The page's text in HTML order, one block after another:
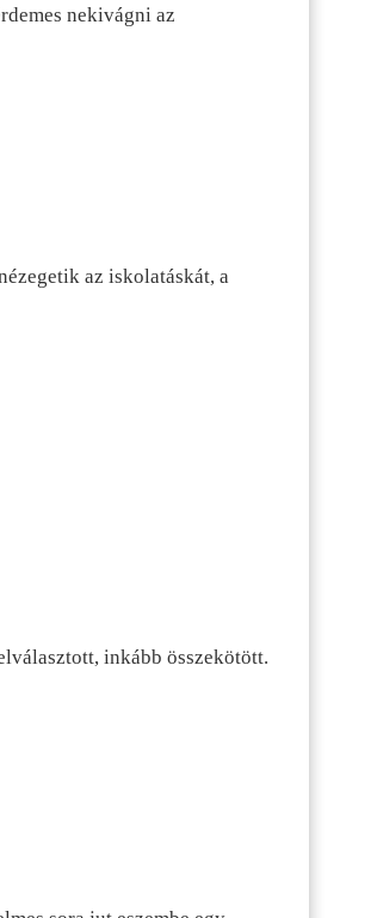
nekivágni az
az iskolatáskát, a
inkább összekötött.